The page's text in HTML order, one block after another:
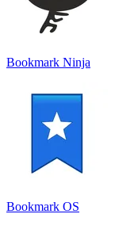
Bookmark Ninja
Bookmark OS